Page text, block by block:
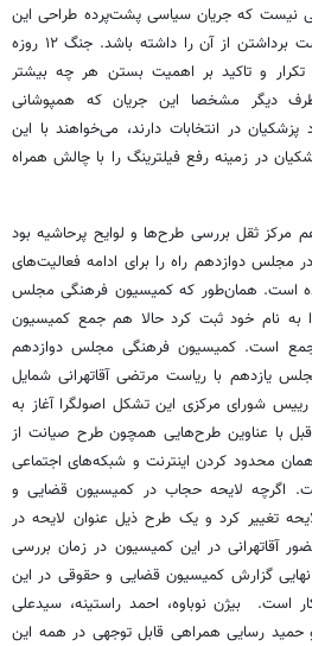
نیست که جریان سیاسی پشت‌پرده طراحی این
دست از لوایح و طرح‌ها خیال دست برداشتن از آن را داشته باشد. جنگ ۱۲ روزه
تکرار و تاکید بر اهمیت بستن هر چه بیشتر
دیگر مشخصا این جریان که همپوشانی
در انتخابات دارند، می‌خواهند با این
در زمینه رفع فیلترینگ را با چالش همراه
ثقل بررسی طرح‌ها و لوایح پرحاشیه بود
مجلس دوازدهم راه را برای ادامه فعالیت‌های
است. همان‌طور که کمیسیون فرهنگی مجلس
نام خود ثبت کرد حالا هم جمع کمیسیون
جمع است. کمیسیون فرهنگی مجلس دوازدهم
یازدهم با ریاست مرتضی آقاتهرانی شمایل
رییس شورای مرکزی این تشکل اصولگرا آغاز به
قبل با عناوین طرح‌هایی همچون طرح صیانت از
محدود کردن اینترنت و شبکه‌های اجتماعی
اگرچه لایحه حجاب در کمیسیون قضایی و
تغییر کرد و یک طرح ذیل عنوان لایحه در
آقاتهرانی در این کمیسیون در زمان بررسی
نهایی گزارش کمیسیون قضایی و حقوقی در این
است. بیژن نوباوه، احمد راستینه، سیدعلی
حمید رسایی همراهی قابل توجهی در همه این